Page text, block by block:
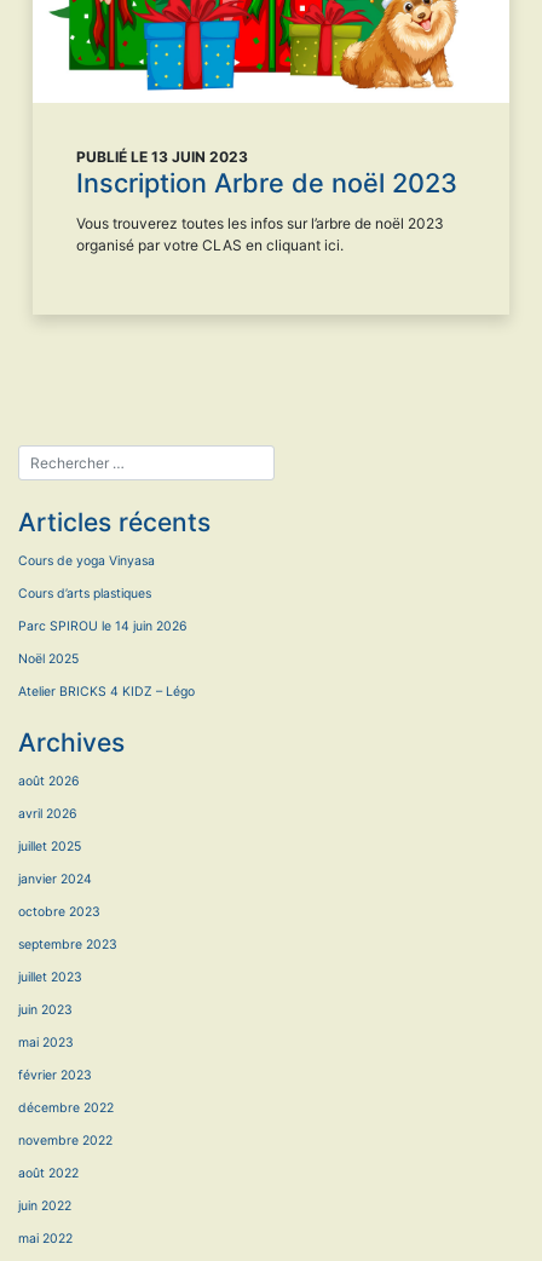
PUBLIÉ LE 13 JUIN 2023
Inscription Arbre de noël 2023
Vous trouverez toutes les infos sur l’arbre de noël 2023
organisé par votre CLAS en cliquant ici.
Articles récents
Cours de yoga Vinyasa
Cours d’arts plastiques
Parc SPIROU le 14 juin 2026
Noël 2025
Atelier BRICKS 4 KIDZ – Légo
Archives
août 2026
avril 2026
juillet 2025
janvier 2024
octobre 2023
septembre 2023
juillet 2023
juin 2023
mai 2023
février 2023
décembre 2022
novembre 2022
août 2022
juin 2022
mai 2022